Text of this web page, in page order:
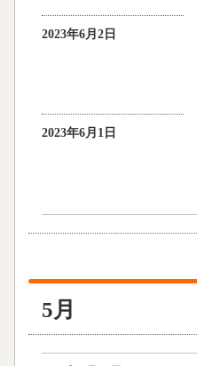
2023年6月2日
2023年6月1日
5月